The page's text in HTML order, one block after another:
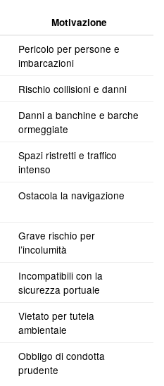
Motivazione
Pericolo per persone e
imbarcazioni
Rischio collisioni e danni
Danni a banchine e barche
ormeggiate
Spazi ristretti e traffico
intenso
Ostacola la navigazione
Grave rischio per
l’incolumità
Incompatibili con la
sicurezza portuale
Vietato per tutela
ambientale
Obbligo di condotta
prudente